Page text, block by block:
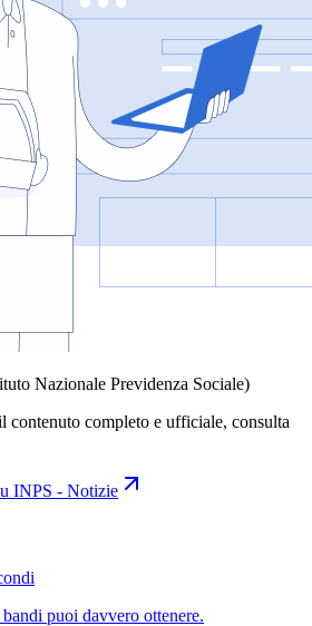
Nazionale Previdenza Sociale)
contenuto completo e ufficiale, consulta
INPS - Notizie
puoi davvero ottenere.